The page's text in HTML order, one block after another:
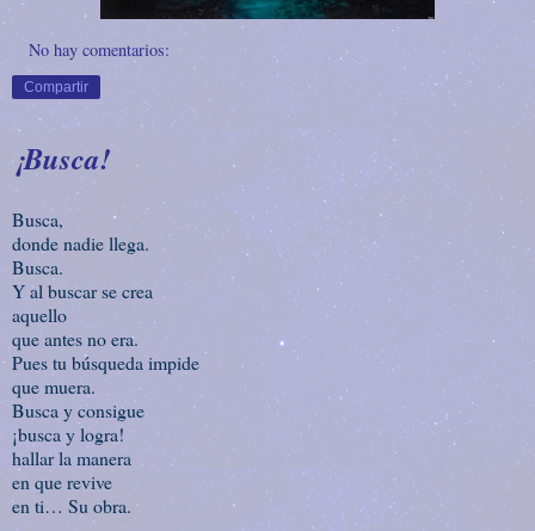
No hay comentarios:
Compartir
¡Busca!
Busca,
donde nadie llega.
Busca.
Y al buscar se crea
aquello
que antes no era.
Pues tu búsqueda impide
que muera.
Busca y consigue
¡busca y logra!
hallar la manera
en que revive
en ti… Su obra.